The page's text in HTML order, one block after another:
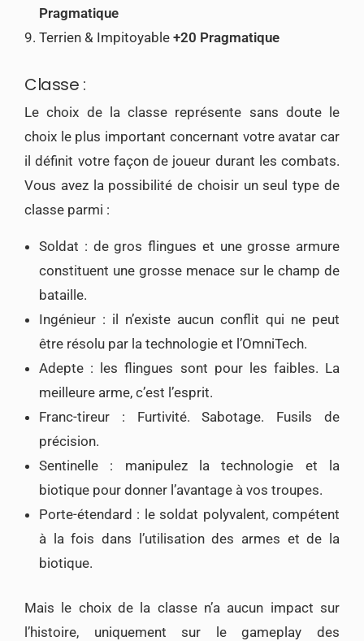
Pragmatique
Terrien & Impitoyable +20 Pragmatique
Classe :
Le choix de la classe représente sans doute le
choix le plus important concernant votre avatar car
il définit votre façon de joueur durant les combats.
Vous avez la possibilité de choisir un seul type de
classe parmi :
Soldat : de gros flingues et une grosse armure
constituent une grosse menace sur le champ de
bataille.
Ingénieur : il n’existe aucun conflit qui ne peut
être résolu par la technologie et l’OmniTech.
Adepte : les flingues sont pour les faibles. La
meilleure arme, c’est l’esprit.
Franc-tireur : Furtivité. Sabotage. Fusils de
précision.
Sentinelle : manipulez la technologie et la
biotique pour donner l’avantage à vos troupes.
Porte-étendard : le soldat polyvalent, compétent
à la fois dans l’utilisation des armes et de la
biotique.
Mais le choix de la classe n’a aucun impact sur
l’histoire, uniquement sur le gameplay des